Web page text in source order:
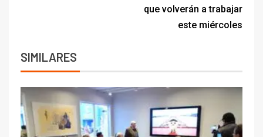
que volverán a trabajar
este miércoles
SIMILARES